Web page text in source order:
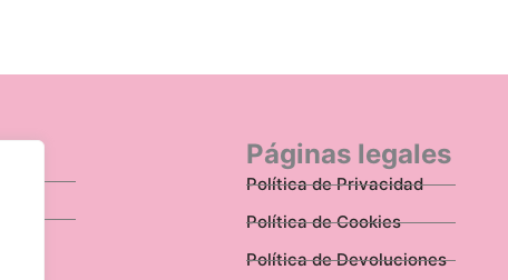
Páginas legales
Política de Privacidad
Política de Cookies
Política de Devoluciones